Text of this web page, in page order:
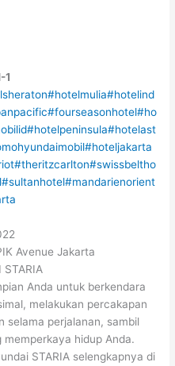
1
#hotelmulia#hotelind
#fourseasonhotel#ho
#hotelpeninsula#hotelast
#hoteljakarta
#theritzcarlton#swissbeltho
#sultanhotel#mandarienorient
STARIA
Anda untuk berkendara
melakukan percakapan
selama perjalanan, sambil
hidup Anda.
STARIA selengkapnya di